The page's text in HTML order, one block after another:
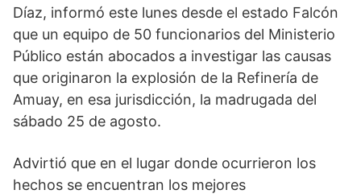
Díaz, informó este lunes desde el estado Falcón
que un equipo de 50 funcionarios del Ministerio
Público están abocados a investigar las causas
que originaron la explosión de la Refinería de
Amuay, en esa jurisdicción, la madrugada del
sábado 25 de agosto.
Advirtió que en el lugar donde ocurrieron los
hechos se encuentran los mejores